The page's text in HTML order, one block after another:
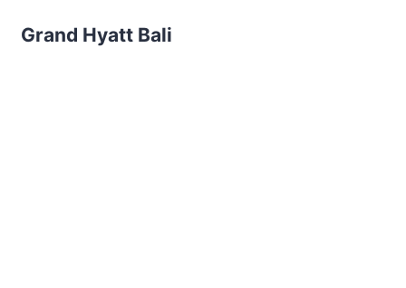
Grand Hyatt Bali